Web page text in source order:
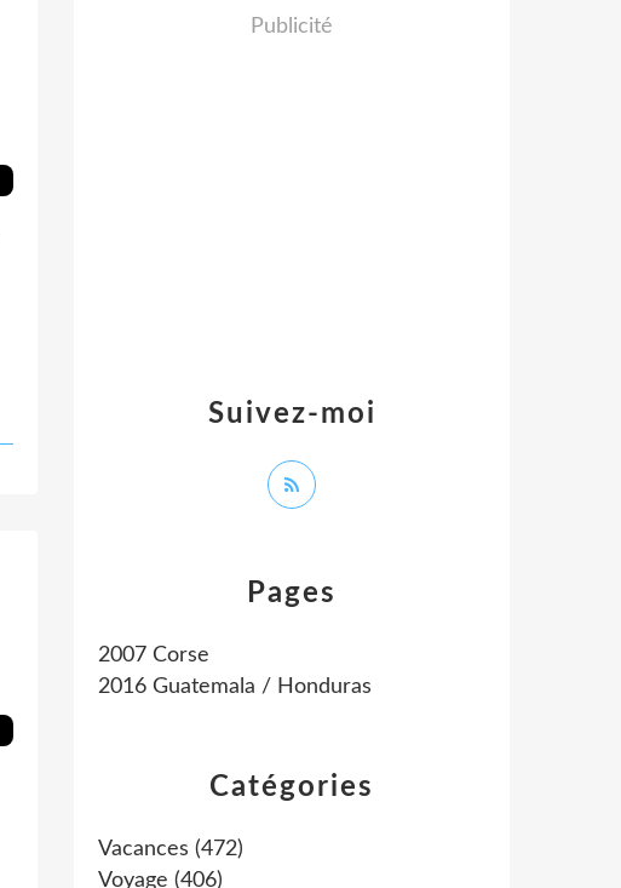
Catégories
Vacances (472)
Voyage (406)
Pages
2007 Corse
2016 Guatemala / Honduras
Suivez-moi
Publicité